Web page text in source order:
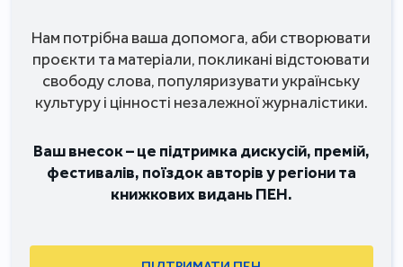
Нам потрібна ваша допомога, аби створювати
проєкти та матеріали, покликані відстоювати
свободу слова, популяризувати українську
культуру і цінності незалежної журналістики.
Ваш внесок – це підтримка дискусій, премій,
фестивалів, поїздок авторів у регіони та
книжкових видань ПЕН.